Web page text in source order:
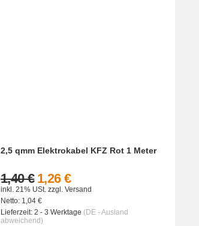
2,5 qmm Elektrokabel KFZ Rot 1 Meter
1,26 €
1,40 €
inkl. 21% USt. zzgl. Versand
Netto: 1,04 €
Lieferzeit: 2 - 3 Werktage (DE - Ausland
abweichend)